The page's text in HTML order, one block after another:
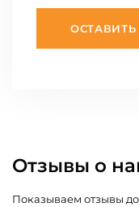
ОСТАВИТЬ
Отзывы о
Показываем отзывы